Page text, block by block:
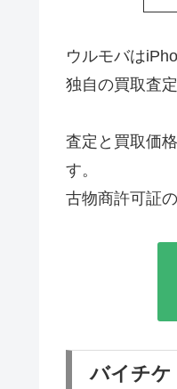
ウルモバは
独自の買取査
査定と買取価
す。
古物商許可証
バイチケ